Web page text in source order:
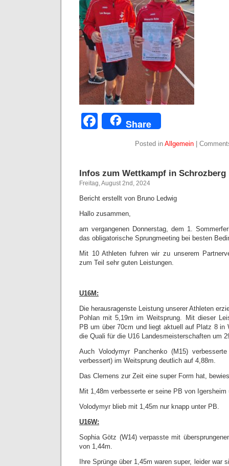
Facebook
Share
Posted in Allgemein|
Infos zum Wettkampf in Schrozberg
Freitag, August 2nd, 2024
Bericht erstellt von Bruno Ledwig
Hallo zusammen,
am vergangenen Donnerstag, dem 1.
das obligatorische Sprungmeeting bei besten
Mit 10 Athleten fuhren wir zu unserem
zum Teil sehr guten Leistungen.
U16M:
Die herausragenste Leistung unserer Athleten
Pohlan mit 5,19m im Weitsprung. Mit dieser
PB um über 70cm und liegt aktuell auf Platz 8 in
die Quali für die U16 Landesmeisterschaften um
Auch Volodymyr Panchenko (M15)
verbessert) im Weitsprung deutlich auf 4,88m.
Das Clemens zur Zeit eine super Form hat,
Mit 1,48m verbesserte er seine PB von Igersheim
Volodymyr blieb mit 1,45m nur knapp unter PB.
U16W:
Sophia Götz (W14) verpasste mit
von 1,44m.
Ihre Sprünge über 1,45m waren super, leider war